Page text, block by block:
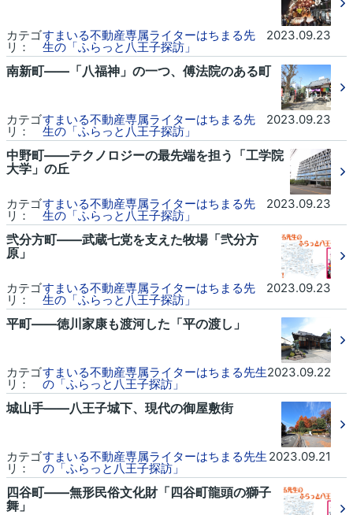
カテゴ
リ：
すまいる不動産専属ライターはちまる先
生の「ふらっと八王子探訪」
2023.09.23
南新町――「八福神」の一つ、傅法院のある町
カテゴ
リ：
すまいる不動産専属ライターはちまる先
生の「ふらっと八王子探訪」
2023.09.23
中野町――テクノロジーの最先端を担う「工学院
大学」の丘
カテゴ
リ：
すまいる不動産専属ライターはちまる先
生の「ふらっと八王子探訪」
2023.09.23
弐分方町――武蔵七党を支えた牧場「弐分方
原」
カテゴ
リ：
すまいる不動産専属ライターはちまる先
生の「ふらっと八王子探訪」
2023.09.23
平町――徳川家康も渡河した「平の渡し」
カテゴ
リ：
すまいる不動産専属ライターはちまる先生
の「ふらっと八王子探訪」
2023.09.22
城山手――八王子城下、現代の御屋敷街
カテゴ
リ：
すまいる不動産専属ライターはちまる先生
の「ふらっと八王子探訪」
2023.09.21
四谷町――無形民俗文化財「四谷町龍頭の獅子
舞」